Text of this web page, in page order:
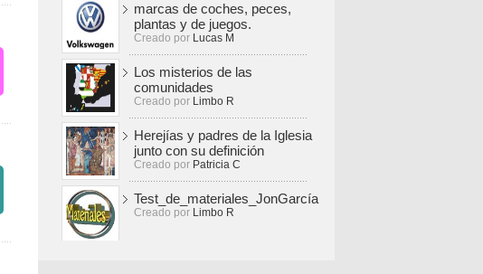
marcas de coches, peces,
plantas y de juegos.
Creado por Lucas M
Los misterios de las
comunidades
Creado por Limbo R
Herejías y padres de la Iglesia
junto con su definición
Creado por Patricia C
Test_de_materiales_JonGarcía
Creado por Limbo R